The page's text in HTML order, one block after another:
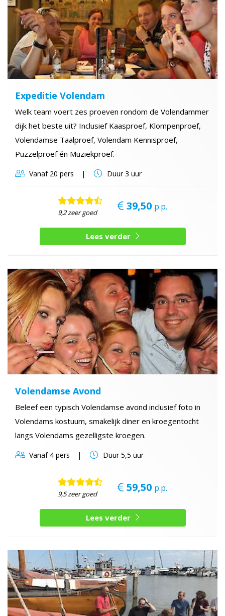
Expeditie Volendam
Welk team voert zes proeven rondom de Volendammer
dijk het beste uit? Inclusief Kaasproef, Klompenproef,
Volendamse Taalproef, Volendam Kennisproef,
Puzzelproef én Muziekproef.
Vanaf20 pers Duur3 uur
9,2 zeer goed 39,50 p.p.
Lees verder
Volendamse Avond
Beleef een typisch Volendamse avond inclusief foto in
Volendams kostuum, smakelijk diner en kroegentocht
langs Volendams gezelligste kroegen.
Vanaf4 pers Duur5,5 uur
9,5 zeer goed 59,50 p.p.
Lees verder